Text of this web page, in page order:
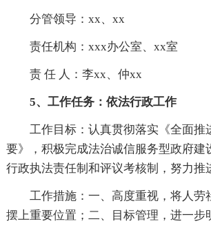
分管领导：xx、xx
责任机构：xxx办公室、xx室
责 任 人：李xx、仲xx
5、工作任务：依法行政工作
工作目标：认真贯彻落实《全面推
要》，积极完成法治诚信服务型政府建
行政执法责任制和评议考核制，努力推
工作措施：一、高度重视，将人劳
摆上重要位置；二、目标管理，进一步